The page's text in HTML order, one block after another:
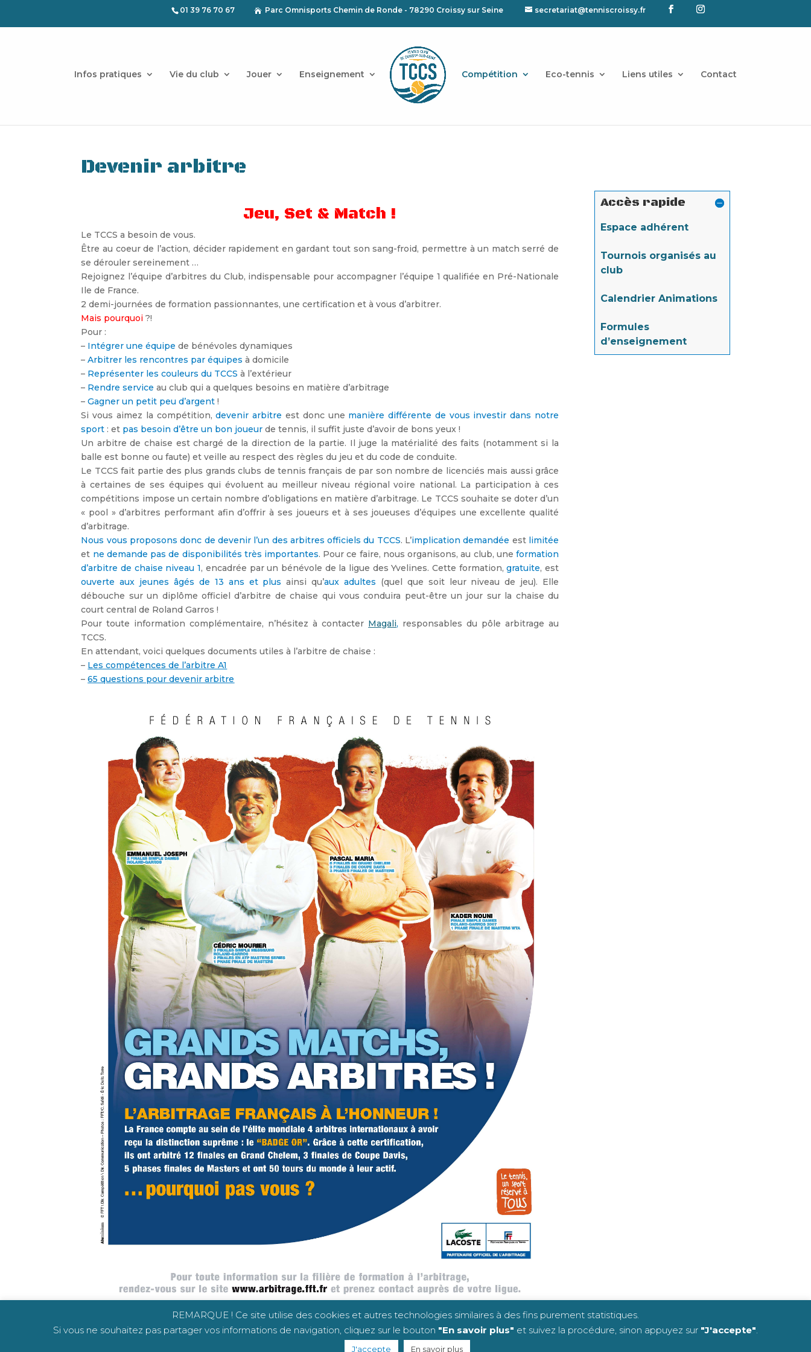
01 39 76 70 67  Parc Omnisports Chemin de Ronde - 78290 Croissy sur Seine secretariat@tenniscroissy.fr
Infos pratiques Vie du club Jouer Enseignement Compétition Eco-tennis Liens utiles Contact
Devenir arbitre
Jeu, Set & Match !
Le TCCS a besoin de vous.
Être au coeur de l’action, décider rapidement en gardant tout son sang-froid, permettre à un match serré de
se dérouler sereinement …
Rejoignez l’équipe d’arbitres du Club, indispensable pour accompagner l’équipe 1 qualifiée en Pré-Nationale
Ile de France.
2 demi-journées de formation passionnantes, une certification et à vous d’arbitrer.
Mais pourquoi ?!
Pour :
– Intégrer une équipe de bénévoles dynamiques
–Arbitrer les rencontres par équipesà domicile
– Représenter les couleurs du TCCS à l’extérieur
– Rendre service au club qui a quelques besoins en matière d’arbitrage
–Gagner un petit peu d’argent !
Si vous aimez la compétition,devenir arbitre est donc une manière différente de vous investir dans notre
sport : et pas besoin d’être un bon joueur de tennis, il suffit juste d’avoir de bons yeux !
Un arbitre de chaise est chargé de la direction de la partie. Il juge la matérialité des faits (notamment si la
balle est bonne ou faute) et veille au respect des règles du jeu et du code de conduite.
Le TCCS fait partie des plus grands clubs de tennis français de par son nombre de licenciés mais aussi grâce
à certaines de ses équipes qui évoluent au meilleur niveau régional voire national. La participation à ces
compétitions impose un certain nombre d’obligations en matière d’arbitrage. Le TCCS souhaite se doter d’un
« pool » d’arbitres performant afin d’offrir à ses joueurs et à ses joueuses d’équipes une excellente qualité
d’arbitrage.
Nous vous proposons donc de devenir l’un des arbitres officiels du TCCS. L’implication demandée est limitée
et ne demande pas de disponibilités très importantes. Pour ce faire, nous organisons, au club, uneformation
d’arbitre de chaise niveau 1, encadrée par un bénévole de la ligue des Yvelines. Cette formation,gratuite, est
ouverte aux jeunes âgés de 13 ans et plus ainsi qu’aux adultes (quel que soit leur niveau de jeu). Elle
débouche sur un diplôme officiel d’arbitre de chaise qui vous conduira peut-être un jour sur la chaise du
court central de Roland Garros !
Pour toute information complémentaire, n’hésitez à contacter Magali, responsables du pôle arbitrage au
TCCS.
En attendant, voici quelques documents utiles à l’arbitre de chaise :
– Les compétences de l’arbitre A1
–65 questions pour devenir arbitre
Accès rapide
Espace adhérent
Tournois organisés au
club
Calendrier Animations
Formules
d’enseignement
Copyright © TCCS 2020 -Mentions légales- Club FFT n°3878 0472
REMARQUE ! Ce site utilise des cookies et autres technologies similaires à des fins purement statistiques.
Si vous ne souhaitez pas partager vos informations de navigation, cliquez sur le bouton "En savoir plus" et suivez la procédure, sinon appuyez sur "J'accepte".
J'accepte En savoir plus